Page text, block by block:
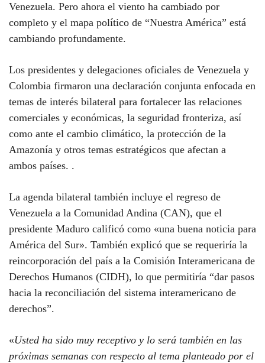
Venezuela. Pero ahora el viento ha cambiado por
completo y el mapa político de “Nuestra América” está
cambiando profundamente.
Los presidentes y delegaciones oficiales de Venezuela y
Colombia firmaron una declaración conjunta enfocada en
temas de interés bilateral para fortalecer las relaciones
comerciales y económicas, la seguridad fronteriza, así
como ante el cambio climático, la protección de la
Amazonía y otros temas estratégicos que afectan a
ambos países. .
La agenda bilateral también incluye el regreso de
Venezuela a la Comunidad Andina (CAN), que el
presidente Maduro calificó como «una buena noticia para
América del Sur». También explicó que se requeriría la
reincorporación del país a la Comisión Interamericana de
Derechos Humanos (CIDH), lo que permitiría “dar pasos
hacia la reconciliación del sistema interamericano de
derechos”.
«Usted ha sido muy receptivo y lo será también en las
próximas semanas con respecto al tema planteado por el